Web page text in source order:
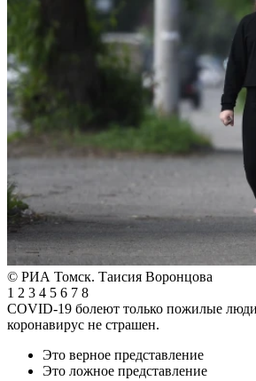
© РИА Томск. Таисия Воронцова
1 2 3 4 5 6 7 8
COVID-19 болеют только пожилые
коронавирус не страшен.
Это верное представление
Это ложное представление